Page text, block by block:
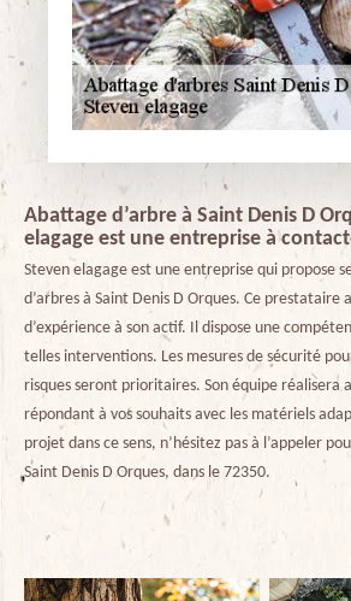
Abattage d’arbre à Saint Denis D
elagage est une entreprise à
Steven elagage est une entreprise qui propose
d’arbres à Saint Denis D Orques. Ce prestataire
d’expérience à son actif. Il dispose une
telles interventions. Les mesures de sécurité
risques seront prioritaires. Son équipe réalisera
répondant à vos souhaits avec les matériels
projet dans ce sens, n’hésitez pas à l’appeler
Saint Denis D Orques, dans le 72350.